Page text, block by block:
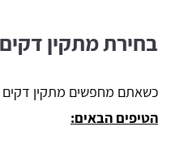
בחירת מתקין
כשאתם מחפשים מתקין דקים
הטיפים הבאים: